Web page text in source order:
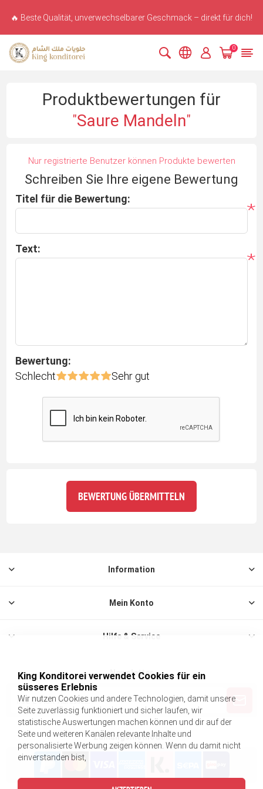
🔥 Beste Qualität, unverwechselbarer Geschmack – direkt für dich!
0
Produktbewertungen für
Saure Mandeln
Nur registrierte Benutzer können Produkte bewerten
Schreiben Sie Ihre eigene Bewertung
Titel für die Bewertung:
*
Text:
*
Bewertung:
Schlecht
Sehr gut
BEWERTUNG ÜBERMITTELN
Information
Mein Konto
Hilfe & Service
Newsletter
Zahlungsmethoden
King Konditorei verwendet Cookies für ein
süsseres Erlebnis
Wir nutzen Cookies und andere Technologien, damit unsere
Seite zuverlässig funktioniert und sicher laufen, wir
statistische Auswertungen machen können und dir auf der
Seite und weiteren Kanälen relevante Inhalte und
personalisierte Werbung zeigen können. Wenn du damit nicht
einverstanden bist,